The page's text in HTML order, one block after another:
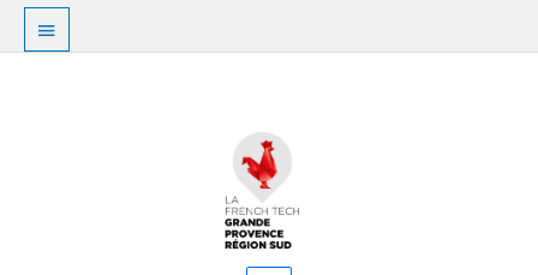
Aller
contenu
Au
dessus
principal